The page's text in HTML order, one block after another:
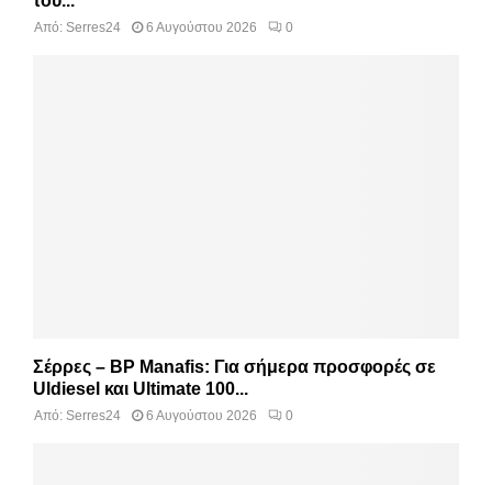
Από: Serres24 6 Αυγούστου 2026 0
Σέρρες – BP Manafis: Για σήμερα προσφορές σε
Uldiesel και Ultimate 100...
Από: Serres24 6 Αυγούστου 2026 0